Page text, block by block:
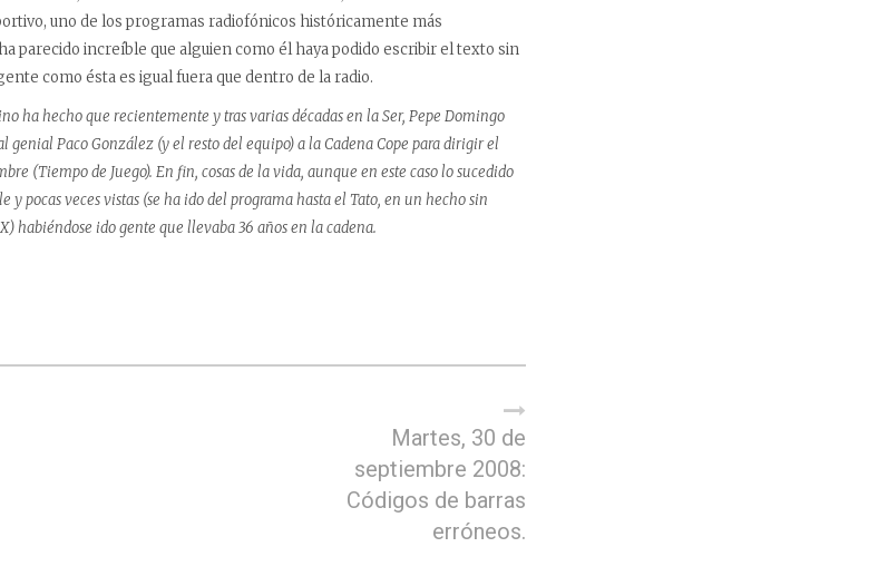
uno de los programas radiofónicos históricamente más
parecido increíble que alguien como él haya podido escribir el texto sin
como ésta es igual fuera que dentro de la radio.
ha hecho que recientemente y tras varias décadas en la Ser, Pepe Domingo
genial Paco González (y el resto del equipo) a la Cadena Cope para dirigir el
(Tiempo de Juego). En fin, cosas de la vida, aunque en este caso lo sucedido
pocas veces vistas (se ha ido del programa hasta el Tato, en un hecho sin
habiéndose ido gente que llevaba 36 años en la cadena.
Martes, 30 de
septiembre 2008:
Códigos de barras
erróneos.